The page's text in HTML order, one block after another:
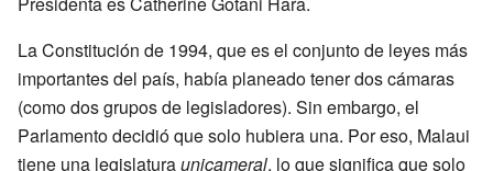
La Constitución de 1994, que es el conjunto de leyes más
importantes del país, había planeado tener dos cámaras
(como dos grupos de legisladores). Sin embargo, el
Parlamento decidió que solo hubiera una. Por eso, Malaui
tiene una legislaturaunicameral, lo que significa que solo